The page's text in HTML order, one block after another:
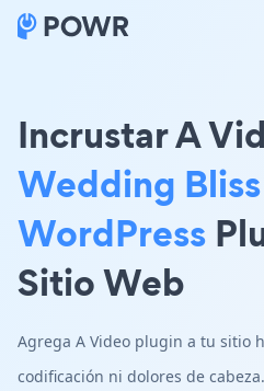
Incrustar A
Wedding
WordPress
Sitio Web
Agrega A Video plugin a tu sitio
codificación ni dolores de cabeza.